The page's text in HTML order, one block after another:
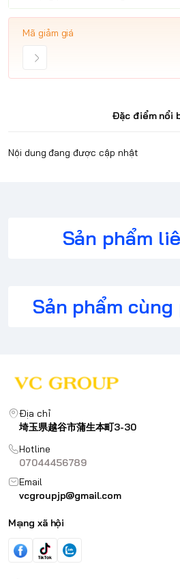
Mã giảm giá
Đặc điểm nổi
Nội dung đang được cập nhật
Sản phẩm
Sản phẩm
Địa chỉ
埼玉県越谷市蒲生本町3-30
Hotline
07044456789
Email
vcgroupjp@gmail.com
Mạng xã hội